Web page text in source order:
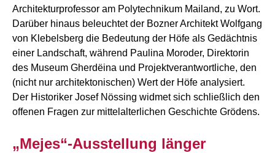
Architekturprofessor am Polytechnikum Mailand, zu Wort.
Darüber hinaus beleuchtet der Bozner Architekt Wolfgang
von Klebelsberg die Bedeutung der Höfe als Gedächtnis
einer Landschaft, während Paulina Moroder, Direktorin
des Museum Gherdëina und Projektverantwortliche, den
(nicht nur architektonischen) Wert der Höfe analysiert.
Der Historiker Josef Nössing widmet sich schließlich den
offenen Fragen zur mittelalterlichen Geschichte Grödens.
„Mejes“-Ausstellung länger